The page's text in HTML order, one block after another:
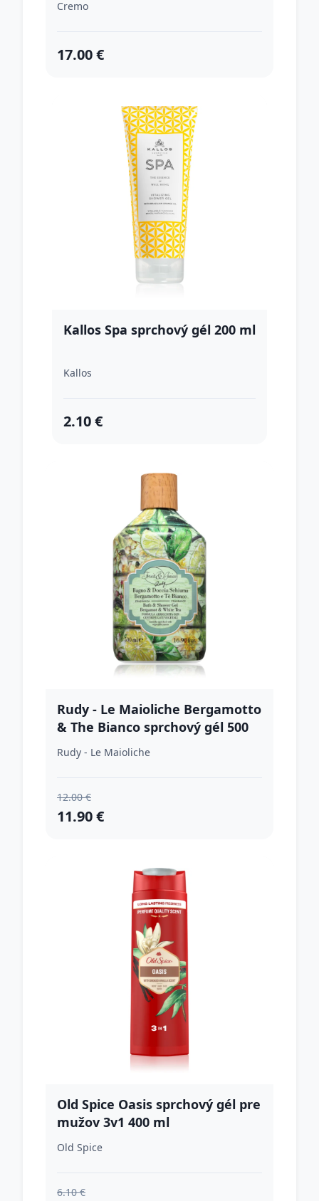
Cremo
17.00 €
Kallos Spa sprchový gél 200 ml
Kallos
2.10 €
Rudy - Le Maioliche Bergamotto
& The Bianco sprchový gél 500
ml
Rudy - Le Maioliche
12.00 €
11.90 €
Old Spice Oasis sprchový gél pre
mužov 3v1 400 ml
Old Spice
6.10 €